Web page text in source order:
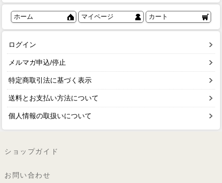
ホーム マイページ カート
ログイン
メルマガ申込/停止
特定商取引法に基づく表示
送料とお支払い方法について
個人情報の取扱いについて
ショップガイド
お問い合わせ